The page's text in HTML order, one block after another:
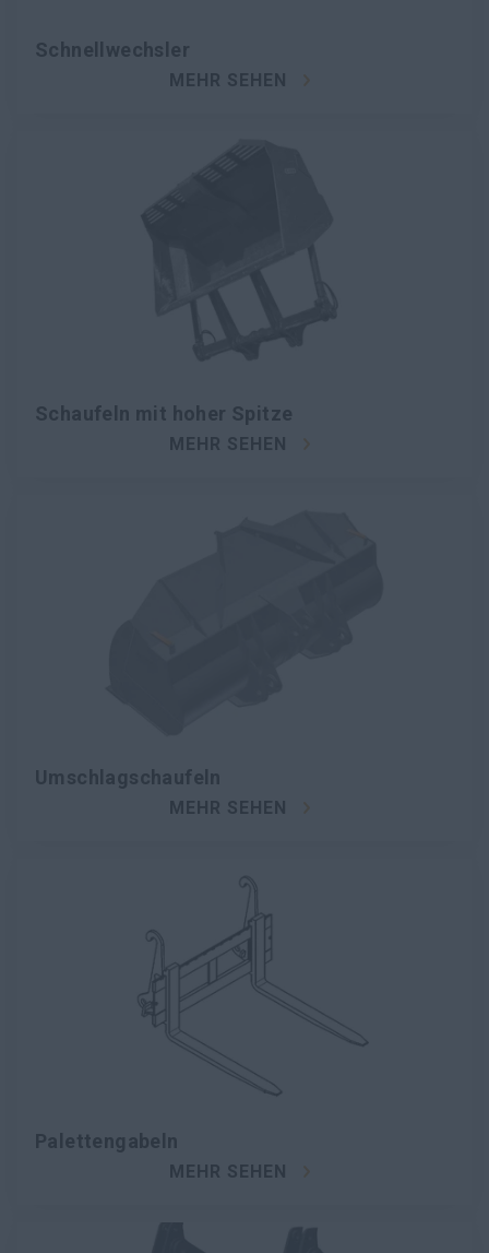
Schnellwechsler
MEHR SEHEN
Schaufeln mit hoher Spitze
MEHR SEHEN
Umschlagschaufeln
MEHR SEHEN
Palettengabeln
MEHR SEHEN